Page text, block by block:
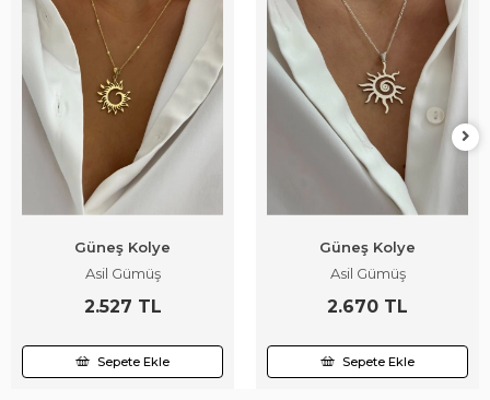
Güneş Kolye
Asil Gümüş
2.527 TL
Sepete Ekle
Güneş Kolye
Asil Gümüş
2.670 TL
Sepete Ekle